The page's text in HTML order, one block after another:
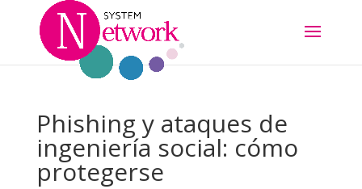
Phishing y ataques de
ingeniería social: cómo
protegerse